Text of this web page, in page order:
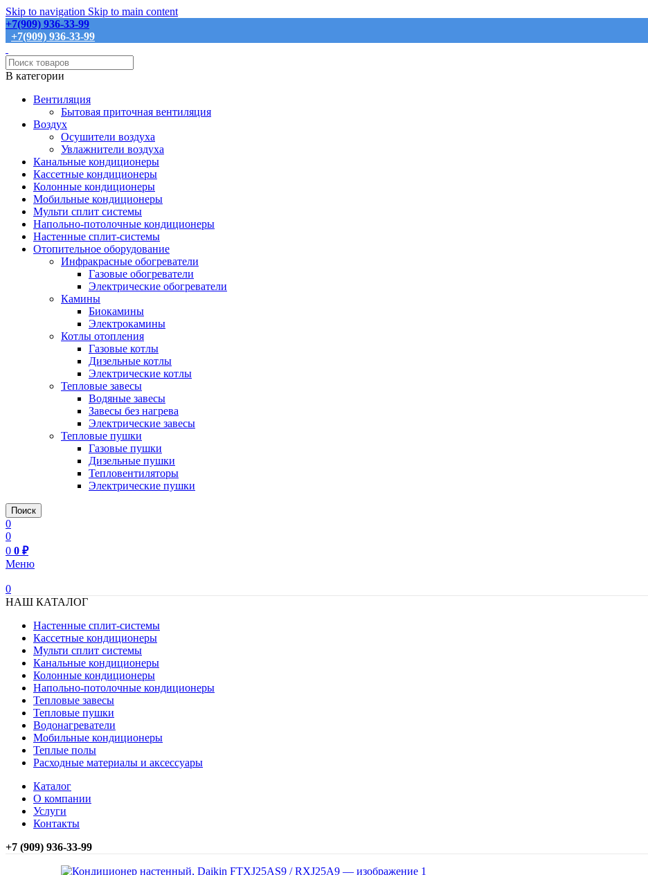
Skip to navigation Skip to main content
+7(909) 936-33-99
+7(909) 936-33-99
В категории
Вентиляция
Бытовая приточная вентиляция
Воздух
Осушители воздуха
Увлажнители воздуха
Канальные кондиционеры
Кассетные кондиционеры
Колонные кондиционеры
Мобильные кондиционеры
Мульти сплит системы
Напольно-потолочные кондиционеры
Настенные сплит-системы
Отопительное оборудование
Инфракрасные обогреватели
Газовые обогреватели
Электрические обогреватели
Камины
Биокамины
Электрокамины
Котлы отопления
Газовые котлы
Дизельные котлы
Электрические котлы
Тепловые завесы
Водяные завесы
Завесы без нагрева
Электрические завесы
Тепловые пушки
Газовые пушки
Дизельные пушки
Тепловентиляторы
Электрические пушки
Поиск
0
0
0 0 ₽
Меню
0
НАШ КАТАЛОГ
Настенные сплит-системы
Кассетные кондиционеры
Мульти сплит системы
Канальные кондиционеры
Колонные кондиционеры
Напольно-потолочные кондиционеры
Тепловые завесы
Тепловые пушки
Водонагреватели
Мобильные кондиционеры
Теплые полы
Расходные материалы и аксессуары
Каталог
О компании
Услуги
Контакты
+7 (909) 936-33-99